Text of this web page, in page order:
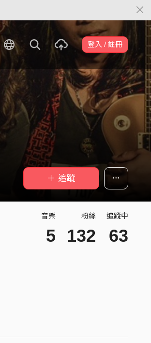
登入 / 註冊
＋ 追蹤
音樂
5
粉絲
132
追蹤中
63